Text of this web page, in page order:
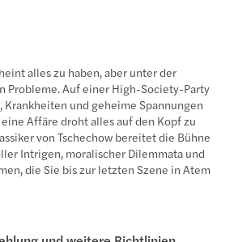
alles zu haben, aber unter der
Probleme. Auf einer High-Society-Party
Krankheiten und geheime Spannungen
Affäre droht alles auf den Kopf zu
von Tschechow bereitet die Bühne
Intrigen, moralischer Dilemmata und
die Sie bis zur letzten Szene in Atem